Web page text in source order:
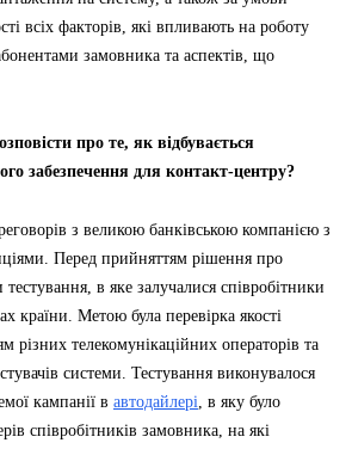
всіх факторів, які впливають на роботу
замовника та аспектів, що
про те, як відбувається
забезпечення для контакт-центру?
з великою банківською компанією з
Перед прийняттям рішення про
в яке залучалися співробітники
країни. Метою була перевірка якості
різних телекомунікаційних операторів та
системи. Тестування виконувалося
кампанії в автодайлері, в яку було
співробітників замовника, на які